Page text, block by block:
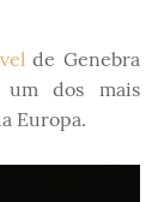
de Genebra
dos mais
Europa.